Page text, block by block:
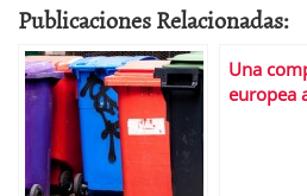
Publicaciones Relacionadas:
Una
europea